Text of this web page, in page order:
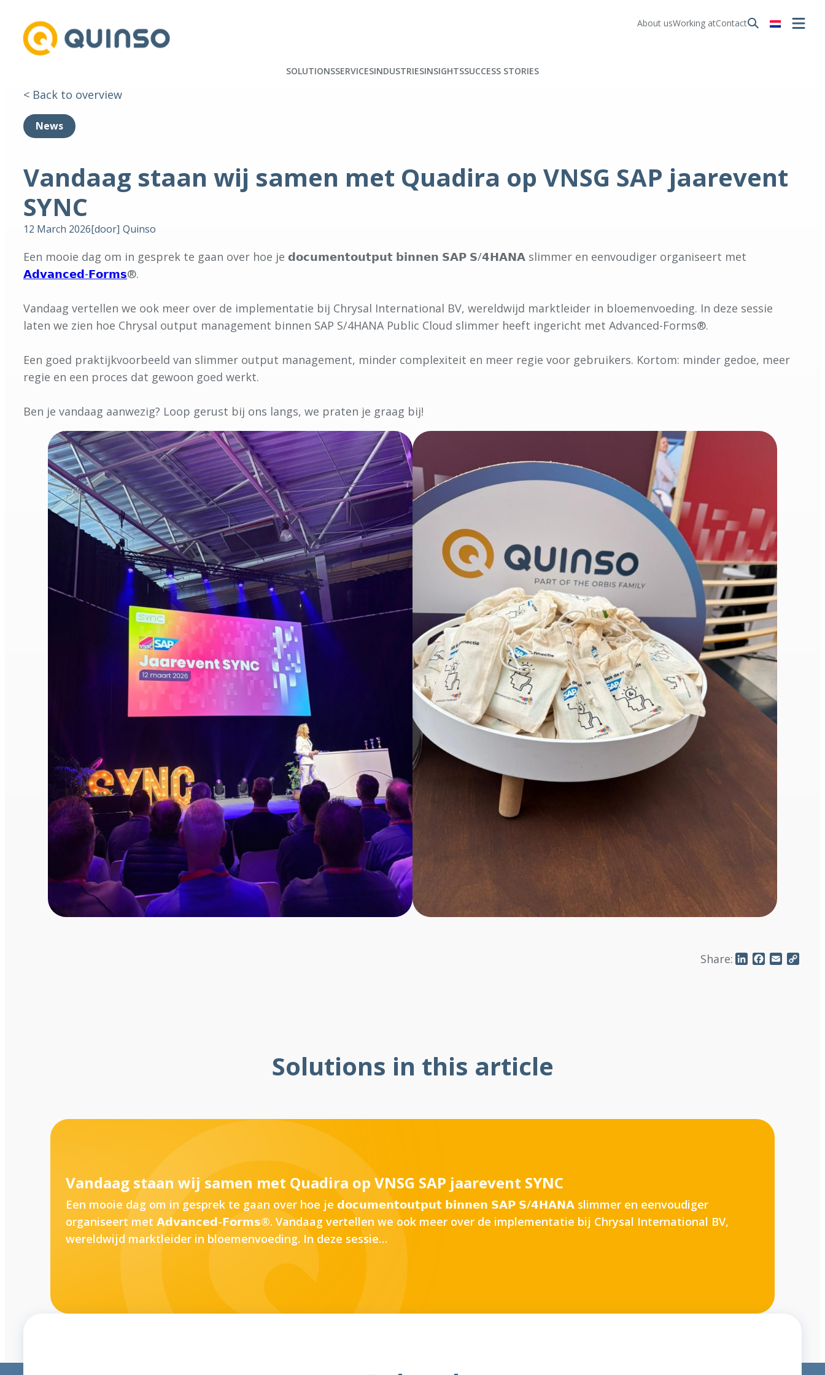
About usWorking atContact
SOLUTIONSSERVICESINDUSTRIESINSIGHTSSUCCESS STORIES
< Back to overview
News
Vandaag staan wij samen met Quadira op VNSG SAP jaarevent
SYNC
12 March 2026[door] Quinso
Een mooie dag om in gesprek te gaan over hoe je 𝗱𝗼𝗰𝘂𝗺𝗲𝗻𝘁𝗼𝘂𝘁𝗽𝘂𝘁 𝗯𝗶𝗻𝗻𝗲𝗻 𝗦𝗔𝗣 𝗦/𝟰𝗛𝗔𝗡𝗔 slimmer en eenvoudiger organiseert met
𝗔𝗱𝘃𝗮𝗻𝗰𝗲𝗱-𝗙𝗼𝗿𝗺𝘀®.
Vandaag vertellen we ook meer over de implementatie bij Chrysal International BV, wereldwijd marktleider in bloemenvoeding. In deze sessie
laten we zien hoe Chrysal output management binnen SAP S/4HANA Public Cloud slimmer heeft ingericht met Advanced-Forms®.
Een goed praktijkvoorbeeld van slimmer output management, minder complexiteit en meer regie voor gebruikers. Kortom: minder gedoe, meer
regie en een proces dat gewoon goed werkt.
Ben je vandaag aanwezig? Loop gerust bij ons langs, we praten je graag bij!
Share: LinkedInFacebook
Email
Solutions in this article
Vandaag staan wij samen met Quadira op VNSG SAP jaarevent SYNC
Een mooie dag om in gesprek te gaan over hoe je 𝗱𝗼𝗰𝘂𝗺𝗲𝗻𝘁𝗼𝘂𝘁𝗽𝘂𝘁 𝗯𝗶𝗻𝗻𝗲𝗻 𝗦𝗔𝗣 𝗦/𝟰𝗛𝗔𝗡𝗔 slimmer en eenvoudiger
organiseert met 𝗔𝗱𝘃𝗮𝗻𝗰𝗲𝗱-𝗙𝗼𝗿𝗺𝘀®. Vandaag vertellen we ook meer over de implementatie bij Chrysal International BV,
wereldwijd marktleider in bloemenvoeding. In deze sessie…